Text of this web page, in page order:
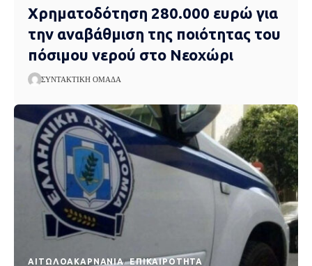
Χρηματοδότηση 280.000 ευρώ για
την αναβάθμιση της ποιότητας του
πόσιμου νερού στο Νεοχώρι
ΣΥΝΤΑΚΤΙΚΉ ΟΜΆΔΑ
AΙΤΩΛΟΑΚΑΡΝΑΝΊΑ EΠΙΚΑΙΡΌΤΗΤΑ